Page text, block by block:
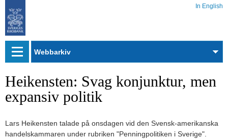
In English
Webbarkiv
Heikensten: Svag konjunktur, men
expansiv politik
Lars Heikensten talade på onsdagen vid den Svensk-amerikanska
handelskammaren under rubriken "Penningpolitiken i Sverige".